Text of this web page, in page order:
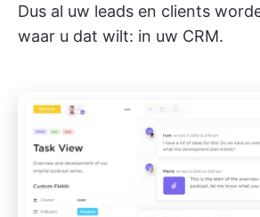
Dus al uw leads en clients
waar u dat wilt: in uw CRM.